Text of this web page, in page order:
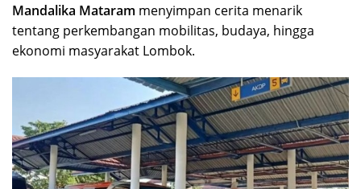
Mandalika Mataram menyimpan cerita menarik
tentang perkembangan mobilitas, budaya, hingga
ekonomi masyarakat Lombok.